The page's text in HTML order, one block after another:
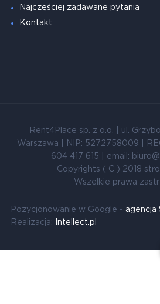
Najczęściej zadawane pytania
Kontakt
Rent4Place sp. z o.o. | ul.
Warszawa | NIP: 5272758009 |
604 417 615 | email:
Copyrights ( C ) 2018
Wszelkie prawa
Pozycjonowanie w Google - agencja
Realizacja:
Intellect.pl